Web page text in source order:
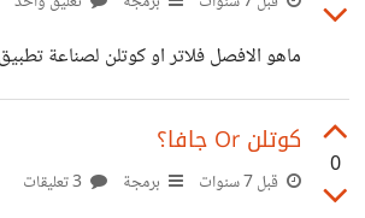
ماهو الافصل فلاتر او كوتلن لصناعة
0
كوتلن Or جافا؟
قبل 7 سنوات برمجة